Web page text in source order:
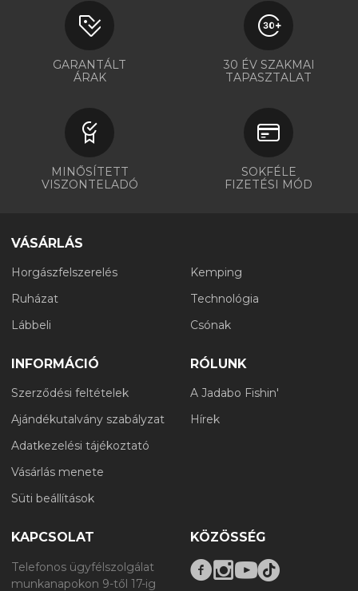
GARANTÁLT
ÁRAK
30 ÉV SZAKMAI
TAPASZTALAT
MINŐSÍTETT
VISZONTELADÓ
SOKFÉLE
FIZETÉSI MÓD
VÁSÁRLÁS
Horgászfelszerelés
Ruházat
Lábbeli
Kemping
Technológia
Csónak
INFORMÁCIÓ
Szerződési feltételek
Ajándékutalvány szabályzat
Adatkezelési tájékoztató
Vásárlás menete
Süti beállítások
RÓLUNK
A Jadabo Fishin'
Hírek
KAPCSOLAT
Telefonos ügyfélszolgálat
munkanapokon 9-től 17-ig
KÖZÖSSÉG